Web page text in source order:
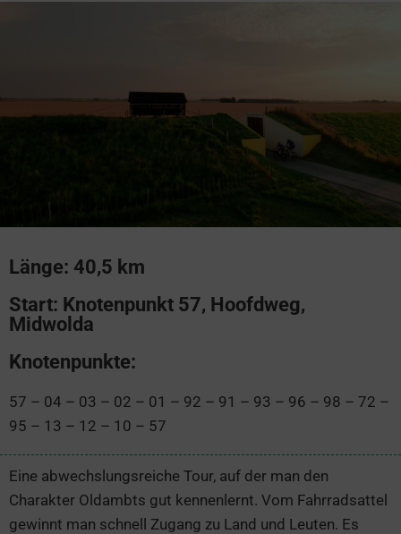
Länge: 40,5 km
Start: Knotenpunkt 57, Hoofdweg,
Midwolda
Knotenpunkte:
57 – 04 – 03 – 02 – 01 – 92 – 91 – 93 – 96 – 98 – 72 –
95 – 13 – 12 – 10 – 57
Eine abwechslungsreiche Tour, auf der man den
Charakter Oldambts gut kennenlernt. Vom Fahrradsattel
gewinnt man schnell Zugang zu Land und Leuten. Es